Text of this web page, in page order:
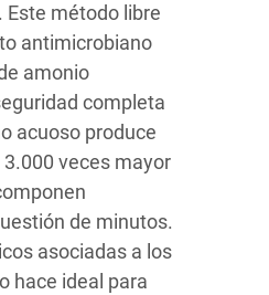
método libre
antimicrobiano
amonio
completa
acuoso produce
veces mayor
de minutos.
asociadas a los
hace ideal para